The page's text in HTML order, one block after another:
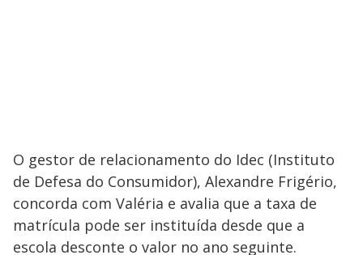
O gestor de relacionamento do Idec (Instituto
de Defesa do Consumidor), Alexandre Frigério,
concorda com Valéria e avalia que a taxa de
matrícula pode ser instituída desde que a
escola desconte o valor no ano seguinte.